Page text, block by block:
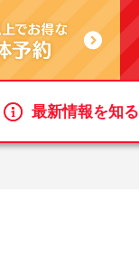
最新情報を知る